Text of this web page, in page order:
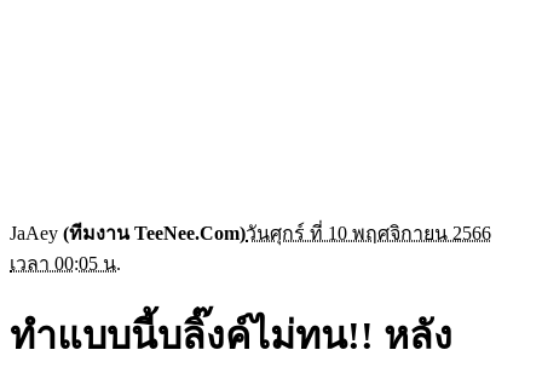
JaAey (ทีมงาน TeeNee.Com)วันศุกร์ ที่ 10 พฤศจิกายน 2566
เวลา 00:05 น.
ทำแบบนี้บลิ๊งค์ไม่ทน!! หลัง